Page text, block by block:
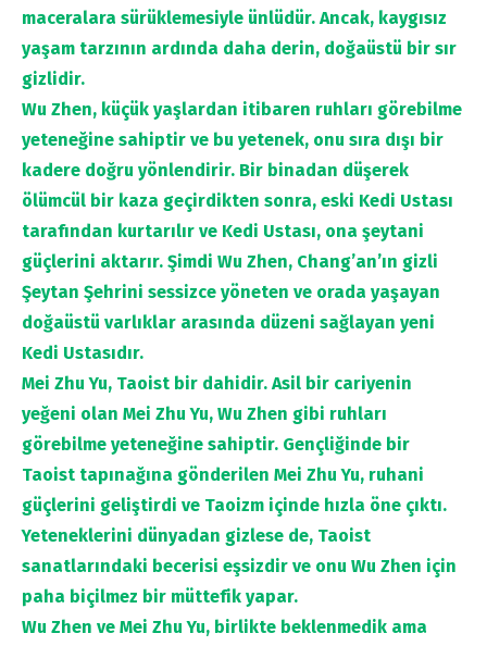
maceralara sürüklemesiyle ünlüdür. Ancak, kaygısız
yaşam tarzının ardında daha derin, doğaüstü bir sır
gizlidir.
Wu Zhen, küçük yaşlardan itibaren ruhları görebilme
yeteneğine sahiptir ve bu yetenek, onu sıra dışı bir
kadere doğru yönlendirir. Bir binadan düşerek
ölümcül bir kaza geçirdikten sonra, eski Kedi Ustası
tarafından kurtarılır ve Kedi Ustası, ona şeytani
güçlerini aktarır. Şimdi Wu Zhen, Chang’an’ın gizli
Şeytan Şehrini sessizce yöneten ve orada yaşayan
doğaüstü varlıklar arasında düzeni sağlayan yeni
Kedi Ustasıdır.
Mei Zhu Yu, Taoist bir dahidir. Asil bir cariyenin
yeğeni olan Mei Zhu Yu, Wu Zhen gibi ruhları
görebilme yeteneğine sahiptir. Gençliğinde bir
Taoist tapınağına gönderilen Mei Zhu Yu, ruhani
güçlerini geliştirdi ve Taoizm içinde hızla öne çıktı.
Yeteneklerini dünyadan gizlese de, Taoist
sanatlarındaki becerisi eşsizdir ve onu Wu Zhen için
paha biçilmez bir müttefik yapar.
Wu Zhen ve Mei Zhu Yu, birlikte beklenmedik ama